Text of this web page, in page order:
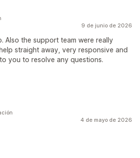
9 de junio de 2026
Also the support team were really
straight away, very responsive and
you to resolve any questions.
4 de mayo de 2026